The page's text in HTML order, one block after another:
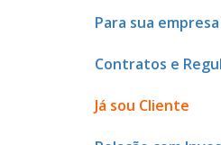
Para sua empresa
Contratos e
Já sou Cliente